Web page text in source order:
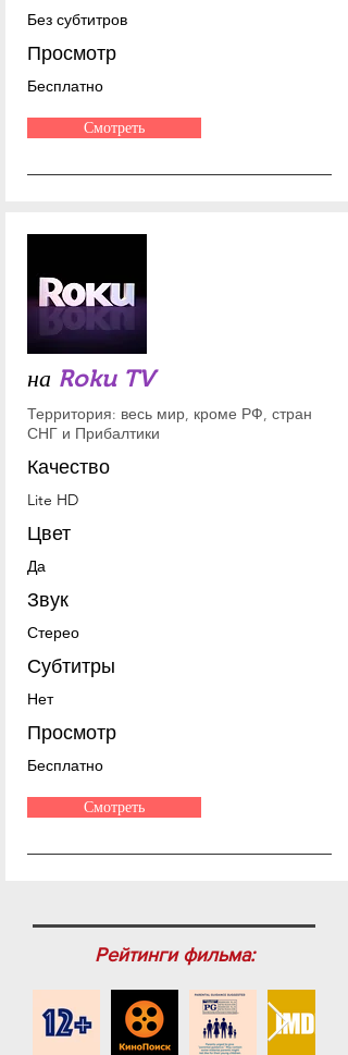
Без субтитров
Просмотр
Бесплатно
Смотреть
на Roku TV
Территория: весь мир, кроме РФ, стран
СНГ и Прибалтики
Качество
Lite HD
Цвет
Да
Звук
Стерео
Субтитры
Нет
Просмотр
Бесплатно
Смотреть
Рейтинги фильма: